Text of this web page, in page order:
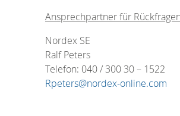
Ansprechpartner für
Nordex SE
Ralf Peters
Telefon: 040 / 300 30 – 1522
Rpeters@nordex-online.com